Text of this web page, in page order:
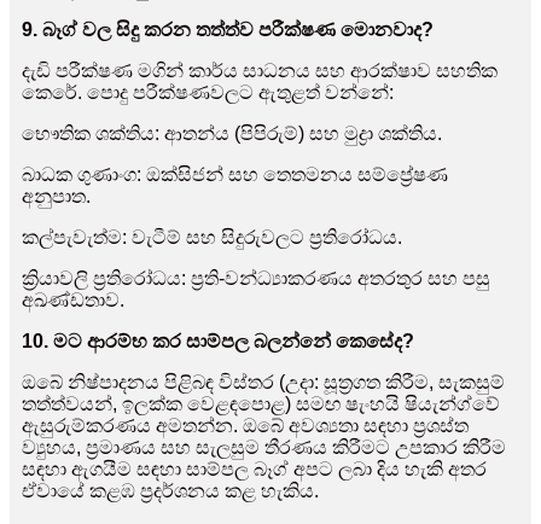
9. බෑග් වල සිදු කරන තත්ත්ව පරීක්ෂණ මොනවාද?
දැඩි පරීක්ෂණ මගින් කාර්ය සාධනය සහ ආරක්ෂාව සහතික
කෙරේ. පොදු පරීක්ෂණවලට ඇතුළත් වන්නේ:
භෞතික ශක්තිය: ආතන්ය (පිපිරුම්) සහ මුද්‍රා ශක්තිය.
බාධක ගුණාංග: ඔක්සිජන් සහ තෙතමනය සම්ප්‍රේෂණ
අනුපාත.
කල්පැවැත්ම: වැටීම් සහ සිදුරුවලට ප්‍රතිරෝධය.
ක්‍රියාවලි ප්‍රතිරෝධය: ප්‍රති-වන්ධ්‍යාකරණය අතරතුර සහ පසු
අඛණ්ඩතාව.
10. මට ආරම්භ කර සාම්පල බලන්නේ කෙසේද?
ඔබේ නිෂ්පාදනය පිළිබඳ විස්තර (උදා: සූත්‍රගත කිරීම, සැකසුම්
තත්ත්වයන්, ඉලක්ක වෙළඳපොළ) සමඟ ෂැංහයි ෂියැන්ග්වේ
ඇසුරුම්කරණය අමතන්න. ඔබේ අවශ්‍යතා සඳහා ප්‍රශස්ත
ව්‍යුහය, ප්‍රමාණය සහ සැලසුම තීරණය කිරීමට උපකාර කිරීම
සඳහා ඇගයීම සඳහා සාම්පල බෑග් අපට ලබා දිය හැකි අතර
ඒවායේ කළඹ ප්‍රදර්ශනය කළ හැකිය.